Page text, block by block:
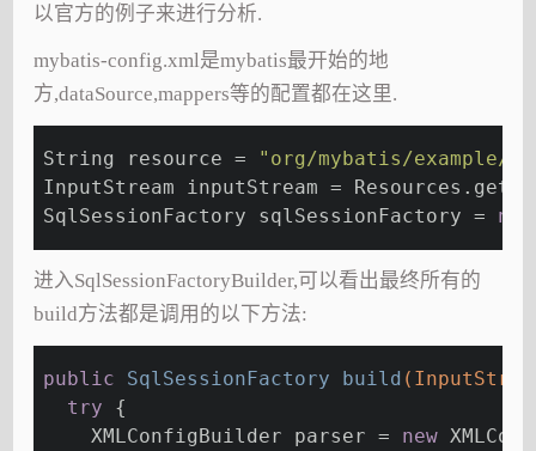
以官方的例子来进行分析.
mybatis-config.xml是mybatis最开始的地
方,dataSource,mappers等的配置都在这里.
String resource =
"org/mybatis/example/
InputStream inputStream =
SqlSessionFactory sqlSessionFactory = new
进入SqlSessionFactoryBuilder,可以看出最终所有的
build方法都是调用的以下方法:
public SqlSessionFactory build
try {
    XMLConfigBuilder parser =
new